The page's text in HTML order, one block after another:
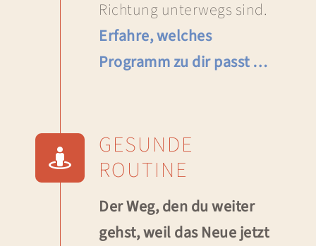
Richtung unterwegs sind.
Erfahre, welches
Programm zu dir passt …
GESUNDE
ROUTINE
Der Weg, den du weiter
gehst, weil das Neue jetzt